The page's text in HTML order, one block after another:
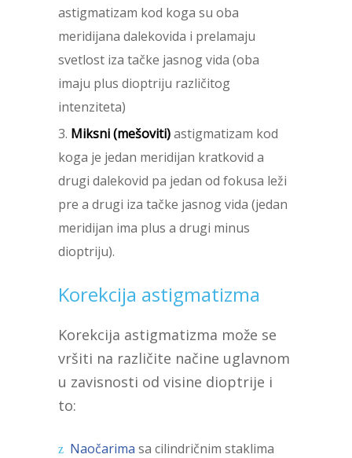
astigmatizam kod koga su oba
meridijana dalekovida i prelamaju
svetlost iza tačke jasnog vida (oba
imaju plus dioptriju različitog
intenziteta)
Miksni (mešoviti)astigmatizam kod
koga je jedan meridijan kratkovid a
drugi dalekovid pa jedan od fokusa leži
pre a drugi iza tačke jasnog vida (jedan
meridijan ima plus a drugi minus
dioptriju).
Korekcija astigmatizma
Korekcija astigmatizma može se
vršiti na različite načine uglavnom
u zavisnosti od visine dioptrije i
to:
Naočarima sa cilindričnim staklima